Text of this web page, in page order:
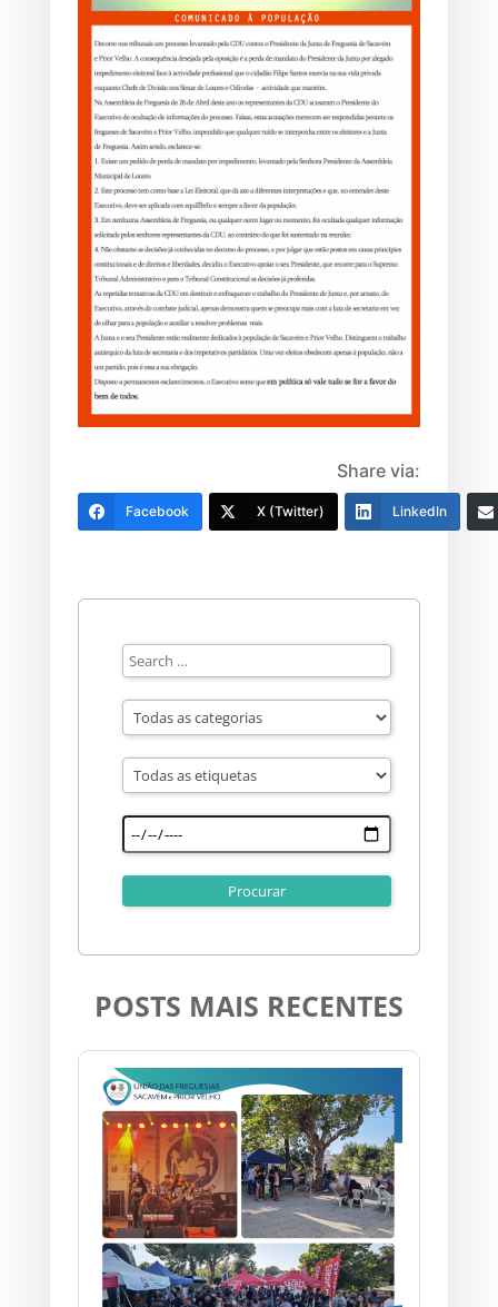
Share via:
Facebook X (Twitter) LinkedIn
POSTS MAIS RECENTES